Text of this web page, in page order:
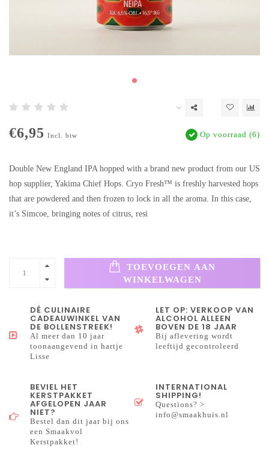
€6,95 Incl. btw Op voorraad (6)
Double New England IPA hopped with a brand new product from our US
hop supplier, Yakima Chief Hops. Cryo Fresh™ is freshly harvested hops
that are powdered and then frozen to lock in all the aroma. In this case,
it’s Simcoe, bringing notes of citrus, resi
TOEVOEGEN AAN
WINKELWAGEN
DÉ CULINAIRE
CADEAUWINKEL VAN
DE BOLLENSTREEK!
Al meer dan 10 jaar
toonaangevend in hartje
Lisse
LET OP: VERKOOP VAN
ALCOHOL ALLEEN
BOVEN DE 18 JAAR
Bij aflevering wordt
leeftijd gecontroleerd
BEVIEL HET
KERSTPAKKET
AFGELOPEN JAAR
NIET?
Bestel dan dit jaar bij ons
een Smaakvol
Kerstpakket!
INTERNATIONAL
SHIPPING!
Questions? >
info@smaakhuis.nl